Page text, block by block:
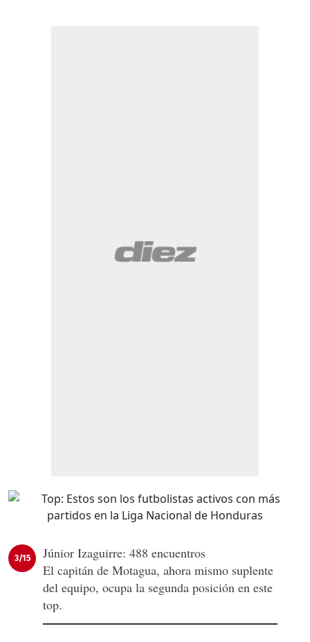
3/15
Júnior Izaguirre: 488 encuentros
El capitán de Motagua, ahora mismo suplente
del equipo, ocupa la segunda posición en este
top.